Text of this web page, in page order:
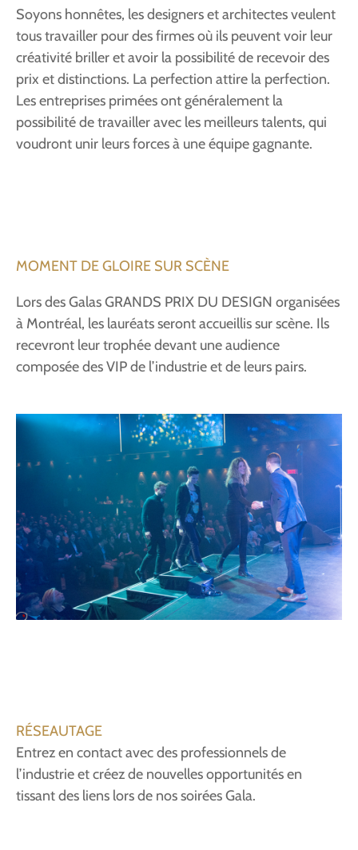
Soyons honnêtes, les designers et architectes veulent
tous travailler pour des firmes où ils peuvent voir leur
créativité briller et avoir la possibilité de recevoir des
prix et distinctions. La perfection attire la perfection.
Les entreprises primées ont généralement la
possibilité de travailler avec les meilleurs talents, qui
voudront unir leurs forces à une équipe gagnante.
MOMENT DE GLOIRE SUR SCÈNE
Lors des Galas GRANDS PRIX DU DESIGN organisées
à Montréal, les lauréats seront accueillis sur scène. Ils
recevront leur trophée devant une audience
composée des VIP de l’industrie et de leurs pairs.
RÉSEAUTAGE
Entrez en contact avec des professionnels de
l’industrie et créez de nouvelles opportunités en
tissant des liens lors de nos soirées Gala.